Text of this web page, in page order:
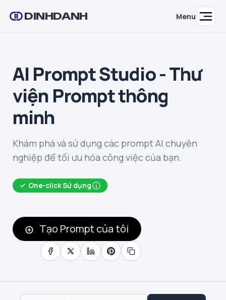
DINHDANH Menu
AI Prompt Studio - Thư
viện Prompt thông
minh
Khám phá và sử dụng các prompt AI chuyên
nghiệp để tối ưu hóa công việc của bạn.
One-click Sử dụng
Tạo Prompt của tôi